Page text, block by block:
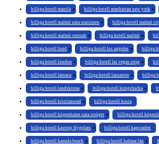
billiga hotell manila billiga hotell manhattan new york
billiga hotell malmö nära stationen billiga hotell malmö
billiga hotell malmö centralt billiga hotell malmö
billiga hotell lund billiga hotell los angeles billiga
billiga hotell london billiga hotell las vegas strip
billiga hotell larnaca billiga hotell lanzarote billiga
billiga hotell landskrona billiga hotell kungsbacka
billiga hotell kristianstad billiga hotell kosta
billiga hotell köpenhamn nära ströget billiga hotell
billiga hotell kastrup flygplats billiga hotell kapstaden
billiga hotell kamala beach billiga hotell kalmar län